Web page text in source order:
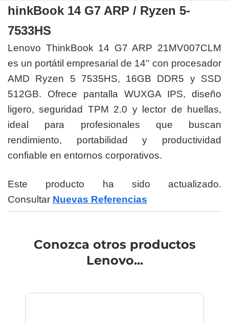
hinkBook 14 G7 ARP / Ryzen 5-
7533HS
Lenovo ThinkBook 14 G7 ARP 21MV007CLM
es un portátil empresarial de 14'' con procesador
AMD Ryzen 5 7535HS, 16GB DDR5 y SSD
512GB. Ofrece pantalla WUXGA IPS, diseño
ligero, seguridad TPM 2.0 y lector de huellas,
ideal para profesionales que buscan
rendimiento, portabilidad y productividad
confiable en entornos corporativos.
Este producto ha sido actualizado.
Consultar Nuevas Referencias
Conozca otros productos
Lenovo...